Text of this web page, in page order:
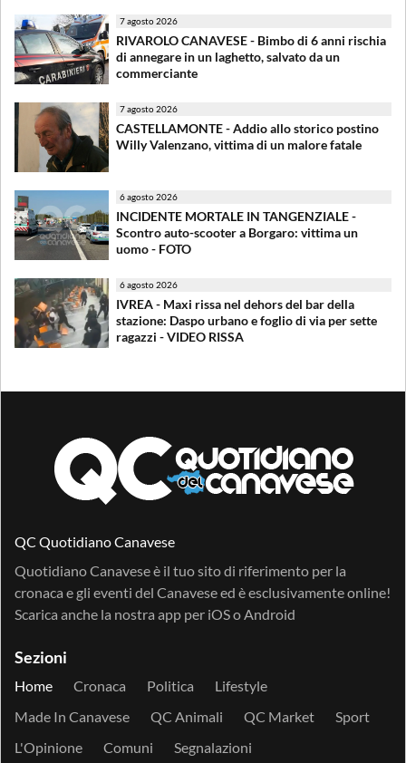
7 agosto 2026
RIVAROLO CANAVESE - Bimbo di 6 anni rischia
di annegare in un laghetto, salvato da un
commerciante
7 agosto 2026
CASTELLAMONTE - Addio allo storico postino
Willy Valenzano, vittima di un malore fatale
6 agosto 2026
INCIDENTE MORTALE IN TANGENZIALE -
Scontro auto-scooter a Borgaro: vittima un
uomo - FOTO
6 agosto 2026
IVREA - Maxi rissa nel dehors del bar della
stazione: Daspo urbano e foglio di via per sette
ragazzi - VIDEO RISSA
QC Quotidiano Canavese
Quotidiano Canavese è il tuo sito di riferimento per la
cronaca e gli eventi del Canavese ed è esclusivamente online!
Scarica anche la nostra app per iOSo Android
Sezioni
Home Cronaca Politica
Lifestyle
Made In Canavese
QC Animali QC Market
Sport
L'Opinione
Comuni Segnalazioni